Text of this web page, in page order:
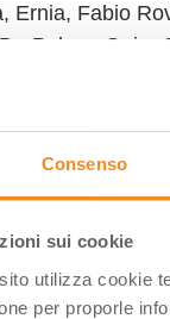
Consenso
sui cookie
utilizza cookie
per proporle
Ernia, Fabio
Palma, Gaia,
Ludwig,
Nerissima
Hunt, Rosa
Brancale,
della serata
dalle ore